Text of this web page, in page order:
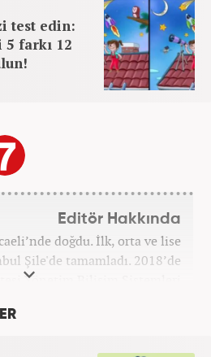
test edin:
farkı 12
Editör Hakkında
doğdu. İlk, orta ve lise
Şile'de tamamladı. 2018’de
Yönetim Bilişim Sistemleri
bünyesinde ‘SEO Editörü’